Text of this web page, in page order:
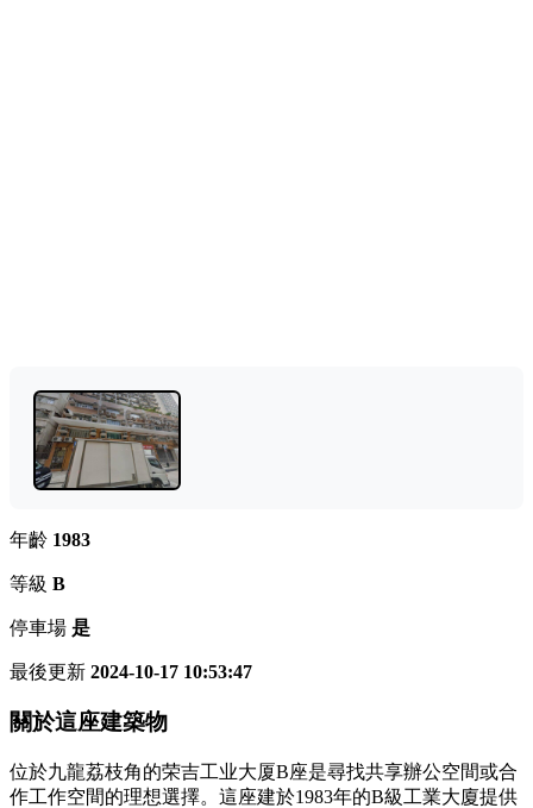
年齡 1983
等級 B
停車場 是
最後更新 2024-10-17 10:53:47
關於這座建築物
位於九龍荔枝角的荣吉工业大厦B座是尋找共享辦公空間或合
作工作空間的理想選擇。這座建於1983年的B級工業大廈提供